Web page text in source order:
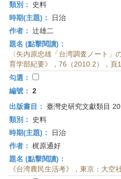
類別：
史料
時期(主題)：
日治
作者： 辻雄二
題名 (點擊閱讀)：
〈矢内原忠雄「台湾調査ノート」
育学部紀要》，76（2010.2），頁
勾選：
編號： 2
出版書目： 臺灣史研究文獻類目
類別：
史料
時期(主題)：
日治
作者： 梶原通好
題名 (點擊閱讀)：
《台湾農民生活考》，東京：大空